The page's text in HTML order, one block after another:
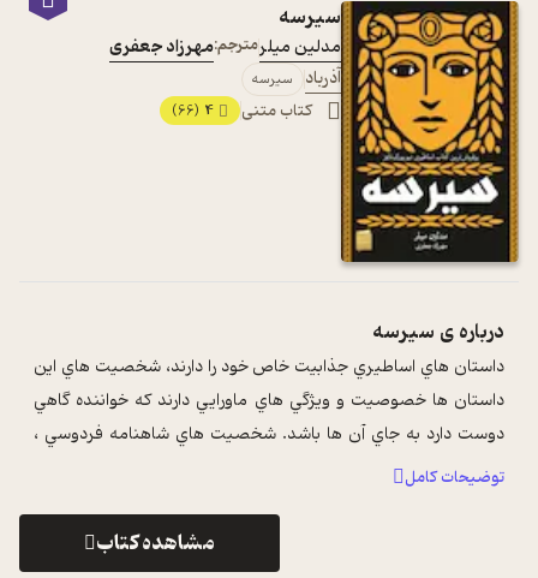
سیرسه
مدلین میلرمترجم:مهرزاد جعفری
آذرباد
سیرسه
کتاب متنی 4
(66)
درباره ی سیرسه
داستان هاي اساطيري جذابيت خاص خود را دارند، شخصيت هاي اين
داستان ها خصوصيت و ويژگي هاي ماورايي دارند که خواننده گاهي
دوست دارد به جاي آن ها باشد. شخصيت هاي شاهنامه فردوسي ،
ايلياد و اديسه ي هومر ...
توضیحات کامل
مشاهده کتاب